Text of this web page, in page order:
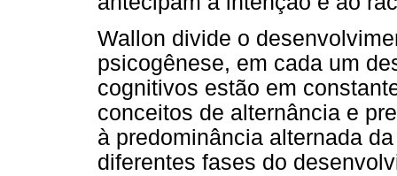
Wallon divide o
psicogênese, em cada um
cognitivos estão em
conceitos de alternância e
à predominância alternada
diferentes fases do